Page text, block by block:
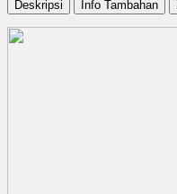
Deskripsi Info Tambahan